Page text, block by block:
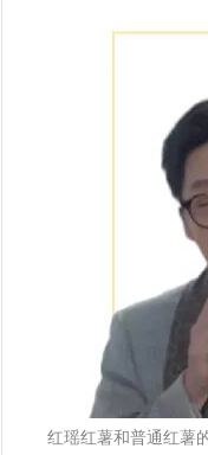
红瑶红薯和普通红薯